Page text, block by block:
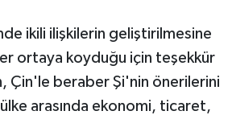
ikili ilişkilerin geliştirilmesine
ortaya koyduğu için teşekkür
Çin'le beraber Şi'nin önerilerini
arasında ekonomi, ticaret,